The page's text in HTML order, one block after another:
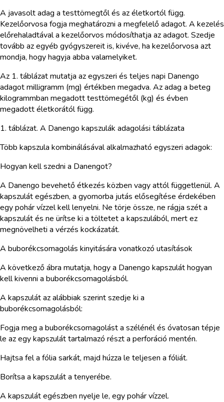
A javasolt adag a testtömegtől és az életkortól függ.
Kezelőorvosa fogja meghatározni a megfelelő adagot. A kezelés
előrehaladtával a kezelőorvos módosíthatja az adagot. Szedje
tovább az egyéb gyógyszereit is, kivéve, ha kezelőorvosa azt
mondja, hogy hagyja abba valamelyiket.
Az 1. táblázat mutatja az egyszeri és teljes napi Danengo
adagot milligramm (mg) értékben megadva. Az adag a beteg
kilogrammban megadott testtömegétől (kg) és évben
megadott életkorától függ.
1. táblázat. A Danengo kapszulák adagolási táblázata
Több kapszula kombinálásával alkalmazható egyszeri adagok:
Hogyan kell szedni a Danengot?
A Danengo bevehető étkezés közben vagy attól függetlenül. A
kapszulát egészben, a gyomorba jutás elősegítése érdekében
egy pohár vízzel kell lenyelni. Ne törje össze, ne rágja szét a
kapszulát és ne ürítse ki a töltetet a kapszulából, mert ez
megnövelheti a vérzés kockázatát.
A buborékcsomagolás kinyitására vonatkozó utasítások
A következő ábra mutatja, hogy a Danengo kapszulát hogyan
kell kivenni a buborékcsomagolásból.
A kapszulát az alábbiak szerint szedje ki a
buborékcsomagolásból:
Fogja meg a buborékcsomagolást a szélénél és óvatosan tépje
le az egy kapszulát tartalmazó részt a perforáció mentén.
Hajtsa fel a fólia sarkát, majd húzza le teljesen a fóliát.
Borítsa a kapszulát a tenyerébe.
A kapszulát egészben nyelje le, egy pohár vízzel.